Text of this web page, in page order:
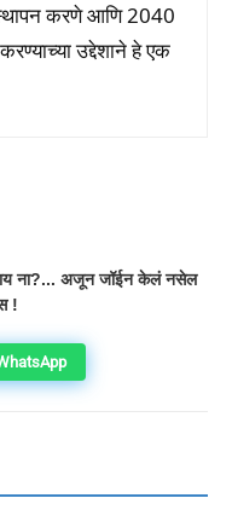
करणे आणि 2040
उद्देशाने हे एक
ना?... अजून जॉईन केलं नसेल
!